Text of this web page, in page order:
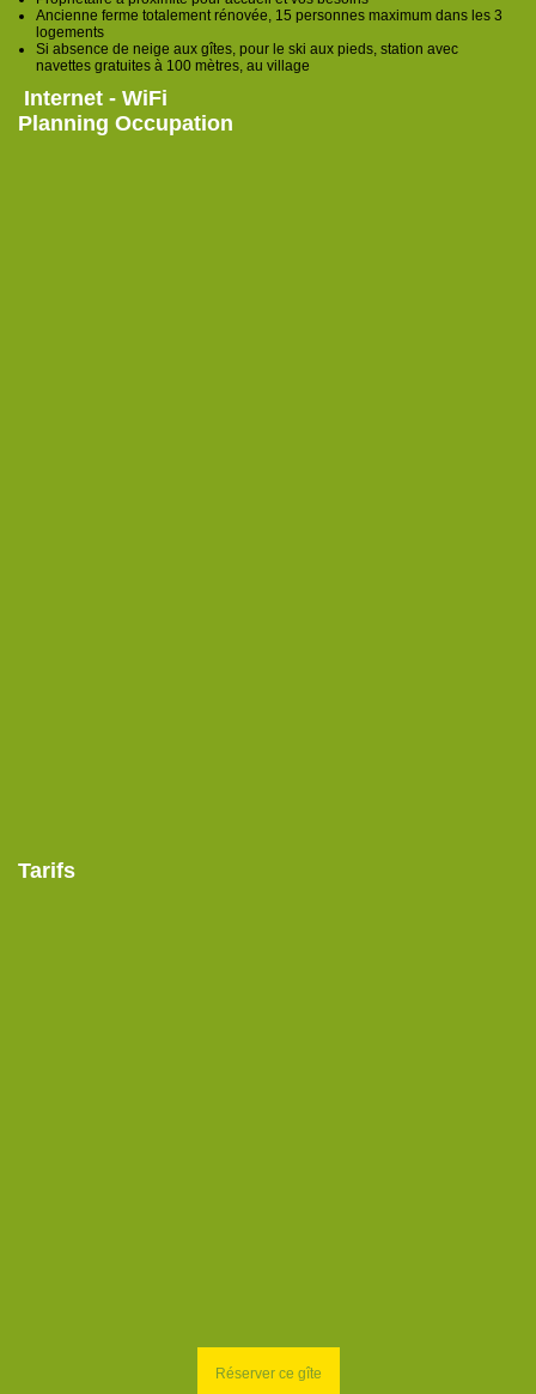
Ancienne ferme totalement rénovée, 15 personnes maximum dans les 3
logements
Si absence de neige aux gîtes, pour le ski aux pieds, station avec
navettes gratuites à 100 mètres, au village
Internet - WiFi
Planning Occupation
Tarifs
Réserver ce gîte